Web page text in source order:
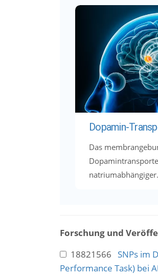
Dopamin-
Das
Forschung und
18821566 SNPs im
Performance Task) bei